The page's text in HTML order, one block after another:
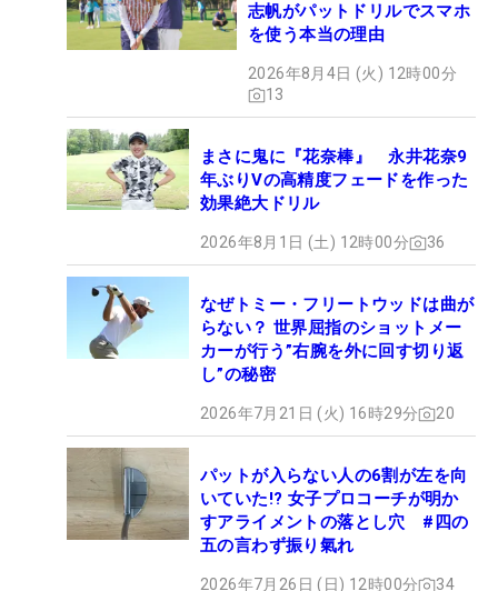
志帆がパットドリルでスマホ
を使う本当の理由
2026年8月4日 (火) 12時00分
13
まさに鬼に『花奈棒』 永井花奈9
年ぶりVの高精度フェードを作った
効果絶大ドリル
2026年8月1日 (土) 12時00分 36
なぜトミー・フリートウッドは曲が
らない？ 世界屈指のショットメー
カーが行う”右腕を外に回す切り返
し”の秘密
2026年7月21日 (火) 16時29分 20
パットが入らない人の6割が左を向
いていた!? 女子プロコーチが明か
すアライメントの落とし穴 #四の
五の言わず振り氣れ
2026年7月26日 (日) 12時00分 34